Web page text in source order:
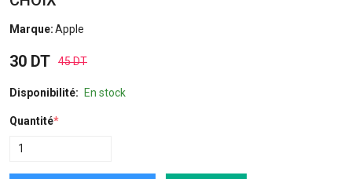
Marque:Apple
30 DT 45 DT
Disponibilité: En stock
Quantité*